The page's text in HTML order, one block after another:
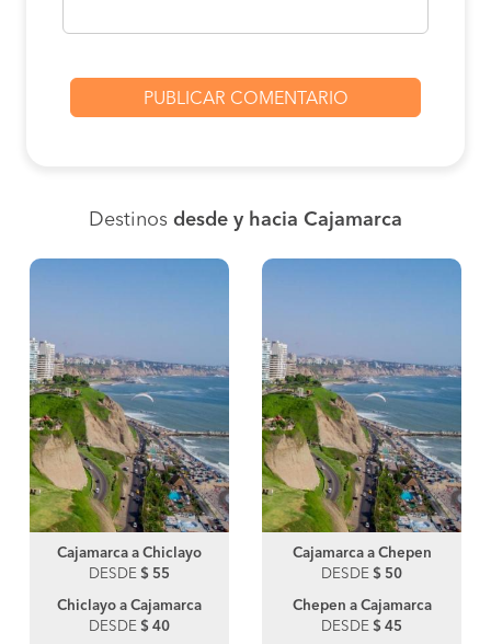
Destinos desde y hacia Cajamarca
Cajamarca a Chiclayo
DESDE $ 55
Chiclayo a Cajamarca
DESDE $ 40
Cajamarca a Chepen
DESDE $ 50
Chepen a Cajamarca
DESDE $ 45